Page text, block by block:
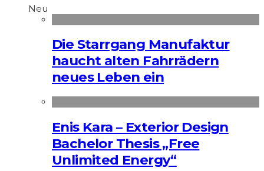
Neu
Die Starrgang Manufaktur
haucht alten Fahrrädern
neues Leben ein
Enis Kara – Exterior Design
Bachelor Thesis „Free
Unlimited Energy“